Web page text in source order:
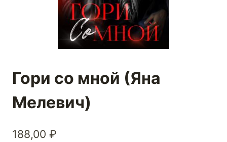
Гори со мной (Яна
Мелевич)
188,00 ₽